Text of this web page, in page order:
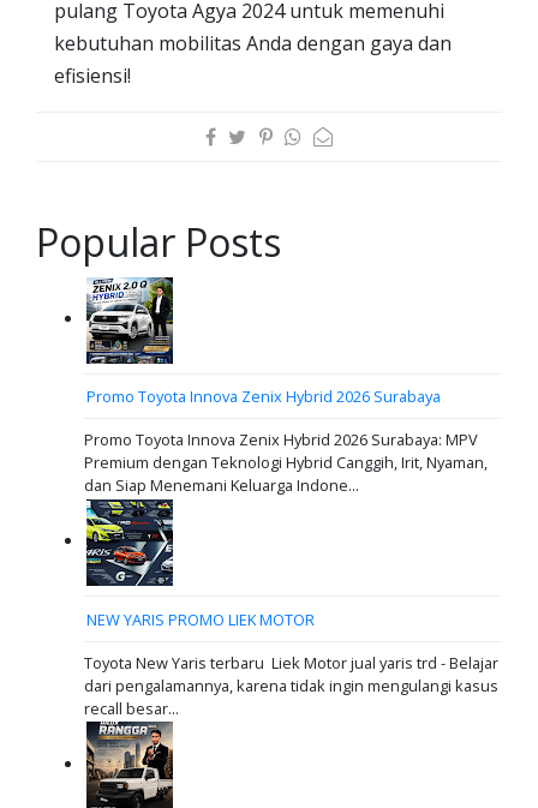
pulang Toyota Agya 2024 untuk memenuhi
kebutuhan mobilitas Anda dengan gaya dan
efisiensi!
Popular Posts
Promo Toyota Innova Zenix Hybrid 2026 Surabaya
Promo Toyota Innova Zenix Hybrid 2026 Surabaya: MPV
Premium dengan Teknologi Hybrid Canggih, Irit, Nyaman,
dan Siap Menemani Keluarga Indone...
NEW YARIS PROMO LIEK MOTOR
Toyota New Yaris terbaru Liek Motor jual yaris trd - Belajar
dari pengalamannya, karena tidak ingin mengulangi kasus
recall besar...